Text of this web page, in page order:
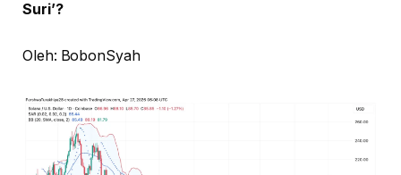
Suri’?
Oleh: BobonSyah